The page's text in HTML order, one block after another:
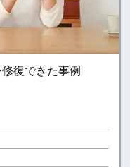
復できた事例